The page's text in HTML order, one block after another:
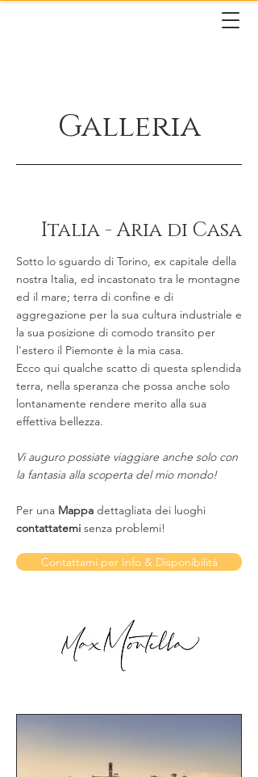
Galleria
Italia - Aria di Casa
Sotto lo sguardo di Torino, ex capitale della
nostra Italia, ed incastonato tra le montagne
ed il mare; terra di confine e di
aggregazione per la sua cultura industriale e
la sua posizione di comodo transito per
l'estero il Piemonte è la mia casa.
Ecco qui qualche scatto di questa splendida
terra, nella speranza che possa anche solo
lontanamente rendere merito alla sua
effettiva bellezza.
Vi auguro possiate viaggiare anche solo con
la fantasia alla scoperta del mio mondo!
Per una Mappa dettagliata dei luoghi
contattatemi senza problemi!
Contattami per Info & Disponibilità